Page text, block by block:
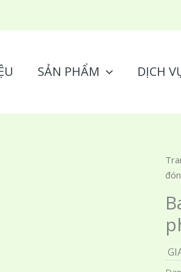
SẢN PHẨM DỊCH